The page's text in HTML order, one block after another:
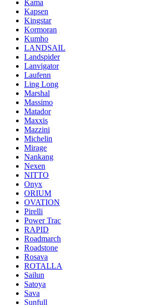
Kama
Kapsen
Kingstar
Kormoran
Kumho
LANDSAIL
Landspider
Lanvigator
Laufenn
Ling Long
Marshal
Massimo
Matador
Maxxis
Mazzini
Michelin
Mirage
Nankang
Nexen
NITTO
Onyx
ORIUM
OVATION
Pirelli
Power Trac
RAPID
Roadmarch
Roadstone
Rosava
ROTALLA
Sailun
Satoya
Sava
Sunfull